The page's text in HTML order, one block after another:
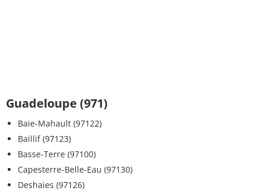
Guadeloupe (971)
Baie-Mahault (97122)
Baillif (97123)
Basse-Terre (97100)
Capesterre-Belle-Eau (97130)
Deshaies (97126)